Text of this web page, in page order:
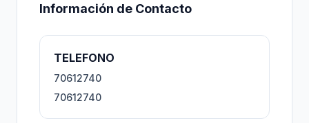
Información de Contacto
TELEFONO
70612740
70612740